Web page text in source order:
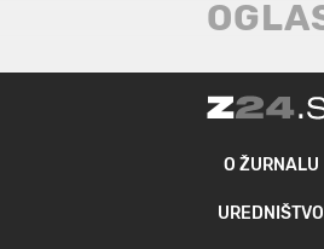
O ŽURNALU
UREDNIŠTVO